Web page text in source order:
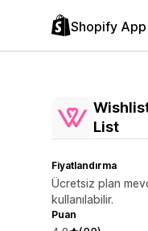
Shopify
List
Fiyatlandırma
Ücretsiz plan
kullanılabilir.
Puan